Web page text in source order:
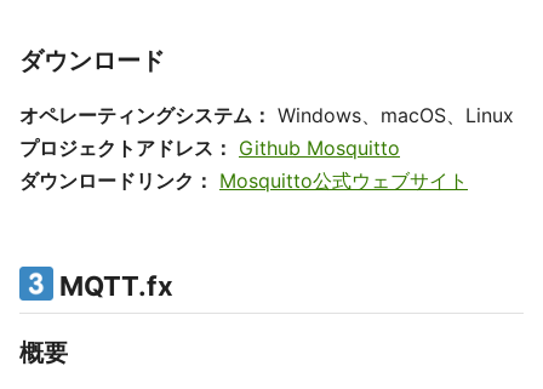
ダウンロード
オペレーティングシステム： Windows、macOS、Linux
プロジェクトアドレス： Github Mosquitto
ダウンロードリンク： Mosquitto公式ウェブサイト
MQTT.fx
概要